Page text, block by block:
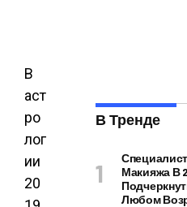
В
аст
ро
лог
ии
20
В Тренде
Макияжа В
Любом